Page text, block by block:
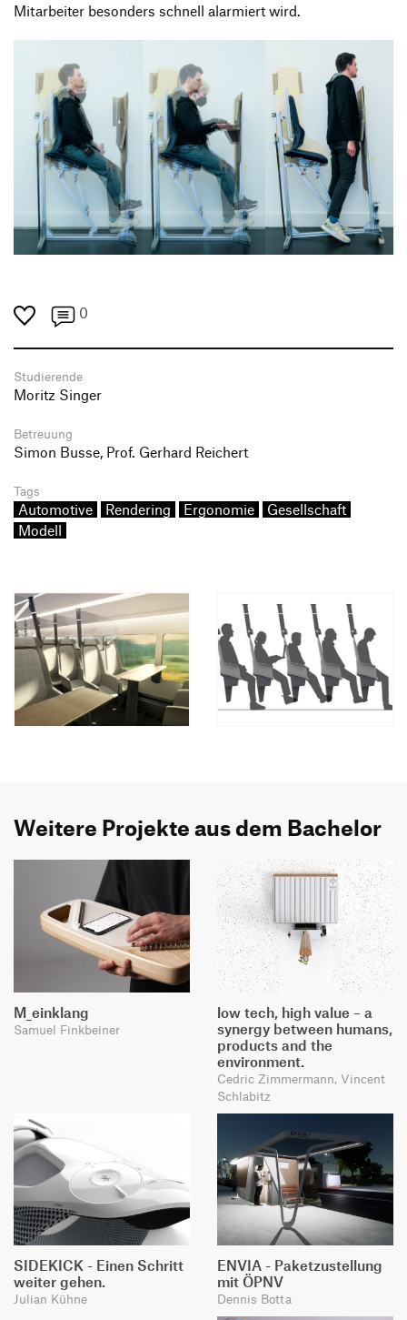
Mitarbeiter besonders schnell alarmiert wird.
0
Studierende
Moritz Singer
Betreuung
Simon Busse, Prof. Gerhard Reichert
Tags
Automotive Rendering Ergonomie
Gesellschaft
Modell
Weitere Projekte aus dem Bachelor
M_einklang
Samuel Finkbeiner
low tech, high value – a
synergy between humans,
products and the
environment.
Cedric Zimmermann, Vincent
Schlabitz
SIDEKICK - Einen Schritt
weiter gehen.
Julian Kühne
ENVIA - Paketzustellung
mit ÖPNV
Dennis Botta